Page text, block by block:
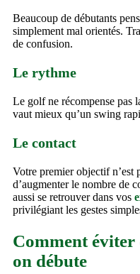
Beaucoup de débutants
simplement mal orientés.
de confusion.
Le rythme
Le golf ne récompense pas
vaut mieux qu’un swing
Le contact
Votre premier objectif n’est
d’augmenter le nombre de
aussi se retrouver dans vos
privilégiant les gestes
Comment éviter
on débute